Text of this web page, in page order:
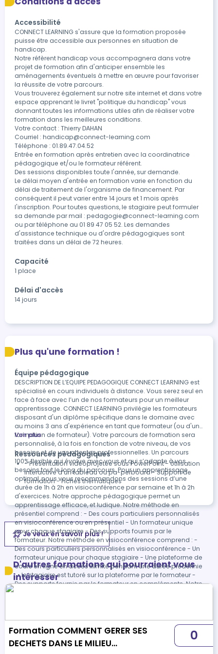
Accessibilité
CONNECT LEARNING s'assure que la formation proposée
puisse être accessible aux personnes en situation de
handicap.
Notre réfèrent handicap vous accompagnera dans votre
projet de formation afin d'anticiper ensemble les
aménagements éventuels à mettre en œuvre pour favoriser
la réussite de votre parcours.
Vous trouverez également sur notre site internet et dans votre
espace apprenant le livret "politique du handicap" vous
donnant toutes les informations utiles afin de réaliser votre
formation dans les meilleures conditions.
Votre contact : Thierry DAHAN
Courriel : handicap@connect-learning.com
Téléphone : 01.89.47.04.52
Entrée en formation après entretien avec la coordinatrice
pédagogique et/ou le formateur référent.
Des sessions disponibles toute l'année, sur demande.
Le délai moyen d'entrée en formation varie en fonction du
délai de traitement de l'organisme de financement. Par
conséquent il peut varier entre 14 jours et 1 mois après
l'inscription. Pour toutes questions, le stagiaire peut formuler
sa demande par mail : pedagogie@connect-learning.com
ou par téléphone au 01 89 47 05 52. Les demandes
d'assistance technique ou d'ordre pédagogiques sont
Capacité
1 place
Délai d'accès
14 jours
Plus qu'une formation !
Équipe pédagogique
DESCRIPTION DE L’EQUIPE PEDAGOGIQUE CONNECT LEARNING est
spécialisé en cours individuels à distance. Vous serez seul en
face à face avec l’un de nos formateurs pour un meilleur
apprentissage. CONNECT LEARNING privilégie les formateurs
disposant d'un diplôme spécifique dans le domaine avec
au moins 3 ans d'expérience en tant que formateur (ou d'une
formation de formateur). Votre parcours de formation sera
personnalisé, à la fois en fonction de votre niveau, de vos
besoins et de vos attentes professionnelles. Un parcours
100% flexible qui évolue avec vous et qui s’adapte à vos
besoins tout le long du parcours. Pour un apprentissage
optimal, nous vous recommandons des sessions d’une
durée de 1h à 2h en visioconférence par semaine et 1h à 2h
d'exercices. Notre approche pédagogique permet un
apprentissage efficace, et ludique. Notre méthode en
présentiel comprend : - Des cours particuliers personnalisés
en visioconférence ou en présentiel - Un formateur unique
pour chaque stagiaire - Des supports fournis par le
formateur. Notre méthode en visioconférence comprend : -
Des cours particuliers personnalisés en visioconférence - Un
formateur unique pour chaque stagiaire - Une plateforme de
cours en ligne en accès illimité pendant une durée prédéfinie
: • le stagiaire est tutoré sur la plateforme par le formateur -
Des supports fournis par le formateur en compléments. Notre
contact régulièrement avec vous pour suivre votre
avancement. Par ailleurs, notre service administratif vous
conseille pour la mise en place et le suivi de vos dossiers de
formations. Chaque stagiaire bénéfice d'un "espace
Voir plus
Ressources pédagogiques
- Présentation vidéoprojetée sous PowerPoint - Utilisation
interactive d’un tableau ou pa-perboard - Support de
formation - Fiches thématiques
Je veux en savoir plus !
D'autres formations qui pourraient vous
intéresser
Formation COMMENT GERER SES
DECHETS DANS LE MILIEU
0